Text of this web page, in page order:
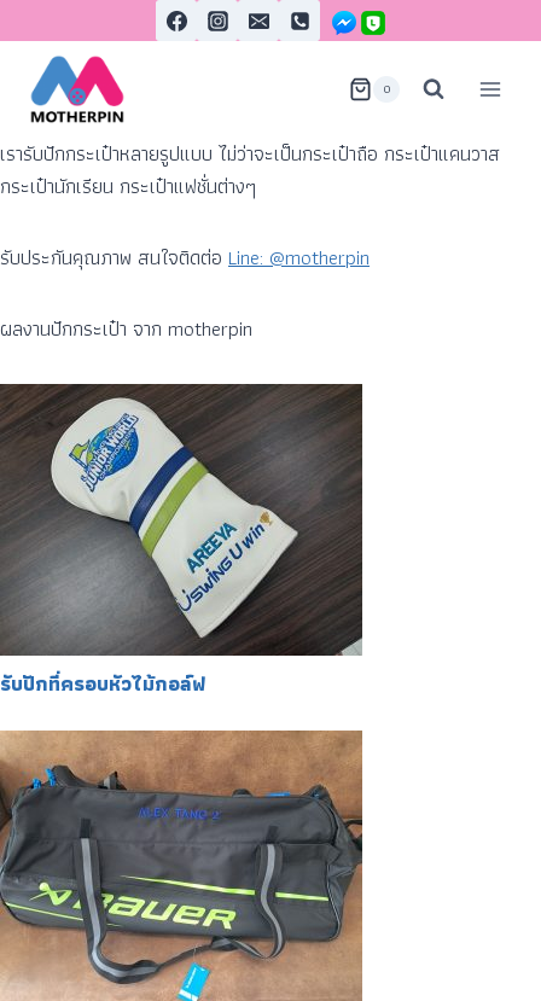
0
เรารับปักกระเป๋าหลายรูปแบบ ไม่ว่าจะเป็นกระเป๋าถือ กระเป๋าแคนวาส
กระเป๋านักเรียน กระเป๋าแฟชั่นต่างๆ
รับประกันคุณภาพ สนใจติดต่อ Line: @motherpin
ผลงานปักกระเป๋า จาก motherpin
รับปักที่ครอบหัวไม้กอล์ฟ